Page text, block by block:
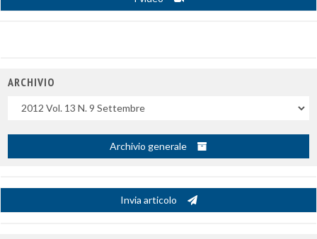
ARCHIVIO
Uscite
Archivio generale
Invia articolo